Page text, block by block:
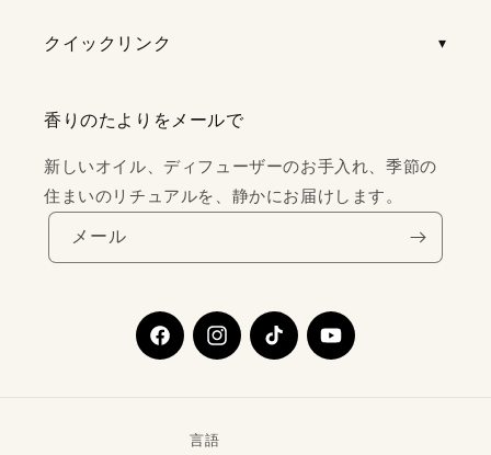
クイックリンク
香りのたよりをメールで
新しいオイル、ディフューザーのお手入れ、季節の
住まいのリチュアルを、静かにお届けします。
メール
FacebookInstagramTikTok YouTube
言語